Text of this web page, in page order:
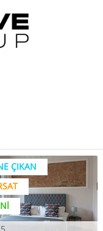
ÇIKAN